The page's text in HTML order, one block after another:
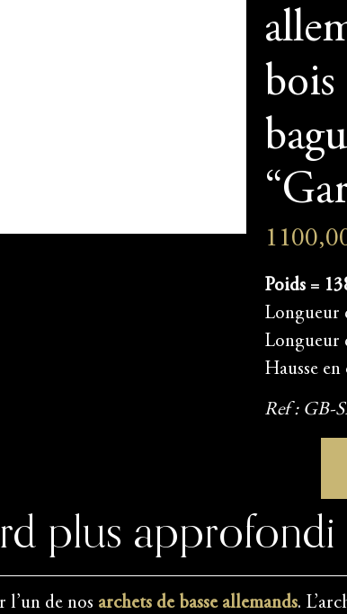
bois
Poids =
Longueur
Longueur
Hausse
Ref : GB-
plus approfondi
l’un de nos archets de basse allemands.